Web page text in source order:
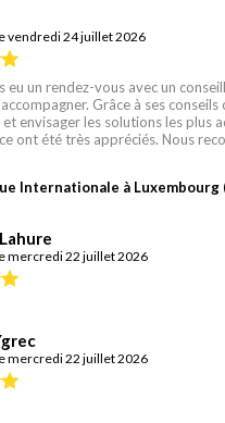
vendredi 24 juillet 2026
eu un rendez-vous avec un
Grâce à ses
et envisager les solutions les plus
ont été très appréciés. Nous
Internationale à
mercredi 22 juillet 2026
mercredi 22 juillet 2026